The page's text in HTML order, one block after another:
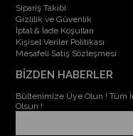
Sipariş Takibi
Gizlilik ve Güvenlik
İptal & İade Koşulları
Kişisel Veriler Politikası
Mesafeli Satış Sözleşmesi
BİZDEN HABERLER
Bültenimize Üye Olun ! Tüm
Olsun !